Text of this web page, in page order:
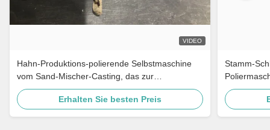
VIDEO
Hahn-Produktions-polierende Selbstmaschine
vom Sand-Mischer-Casting, das zur
Versammlung reibt
Erhalten Sie besten Preis
Stamm-